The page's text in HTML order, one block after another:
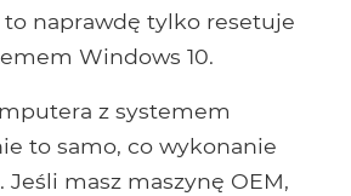
to naprawdę tylko resetuje
Windows 10.
z systemem
to samo, co wykonanie
masz maszynę OEM,